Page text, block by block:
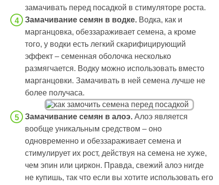
замачивать перед посадкой в стимуляторе роста.
Замачивание семян в водке. Водка, как и
марганцовка, обеззараживает семена, а кроме
того, у водки есть легкий скарифицирующий
эффект – семенная оболочка несколько
размягчается. Водку можно использовать вместо
марганцовки. Замачивать в ней семена лучше не
более получаса.
Замачивание семян в алоэ.Алоэ является
вообще уникальным средством – оно
одновременно и обеззараживает семена и
стимулирует их рост, действуя на семена не хуже,
чем эпин или циркон. Правда, свежий алоэ нигде
не купишь, так что если вы хотите использовать его